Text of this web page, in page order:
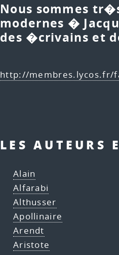
Nous sommes
modernes �
des �crivains et
http://membres.lycos.fr/
LES AUTEURS
Alain
Alfarabi
Althusser
Apollinaire
Arendt
Aristote